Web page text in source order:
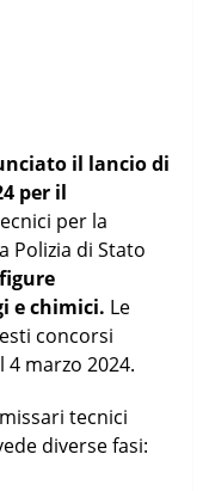
il lancio di
per il
per la
Polizia di Stato
figure
e chimici. Le
concorsi
marzo 2024.
tecnici
diverse fasi: